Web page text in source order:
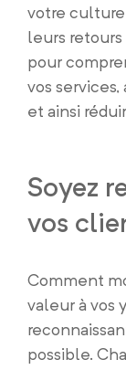
votre culture
leurs
pour
vos
et ainsi
Soyez
vos
Comment
valeur à vos
possible.